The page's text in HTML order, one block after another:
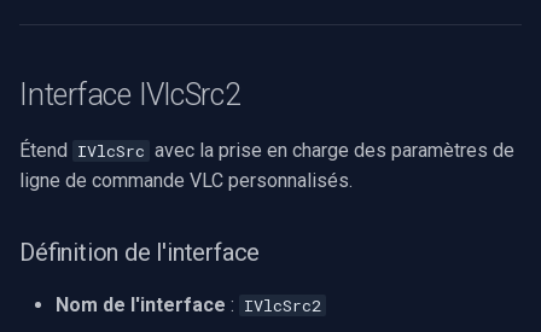
Interface IVlcSrc2
Étend IVlcSrc avec la prise en charge des paramètres de
ligne de commande VLC personnalisés.
Définition de l'interface
Nom de l'interface : IVlcSrc2